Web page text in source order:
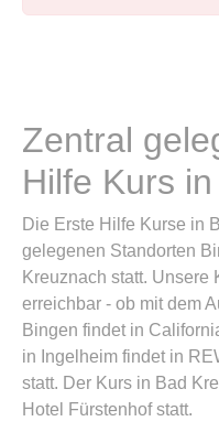
Zentral
Hilfe Kurs
Die Erste Hilfe Kurse in
gelegenen Standorten
Kreuznach statt. Unsere
erreichbar - ob mit dem
Bingen findet in
in Ingelheim findet in
statt. Der Kurs in Bad
Hotel Fürstenhof statt.